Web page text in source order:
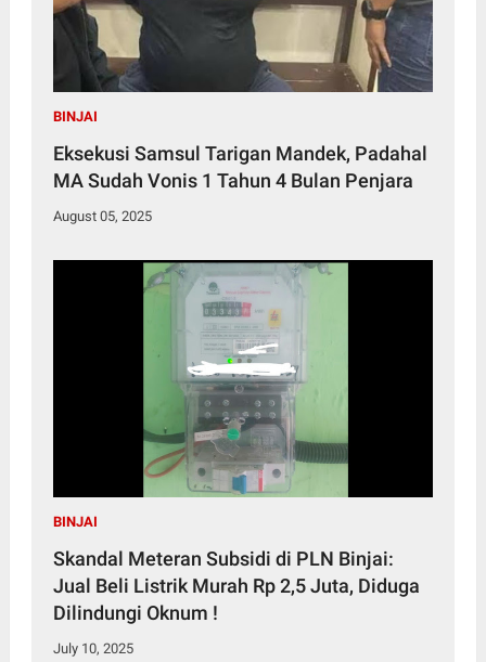
BINJAI
Eksekusi Samsul Tarigan Mandek, Padahal
MA Sudah Vonis 1 Tahun 4 Bulan Penjara
August 05, 2025
BINJAI
Skandal Meteran Subsidi di PLN Binjai:
Jual Beli Listrik Murah Rp 2,5 Juta, Diduga
Dilindungi Oknum !
July 10, 2025